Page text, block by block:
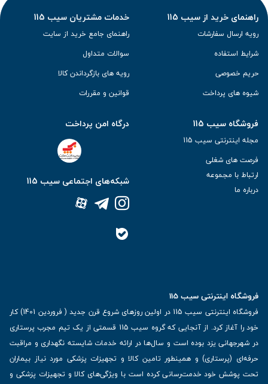
راهنمای خرید از سیب 115
رویه ارسال سفارشات
شرایط استفاده
حریم خصوصی
شیوه های پرداخت
خدمات مشتریان سیب 115
راهنمای جامع خرید از سایت
سوالات متداول
رویه های بازگرداندن کالا
قوانین و مقررات
فروشگاه سیب 115
مجله اینترنتی سیب 115
فرصت های شغلی
ارتباط با مجموعه
درباره ما
درگاه امن پرداخت
شبکه‌های اجتماعی سیب 115
فروشگاه اینترنتی سیب 115
فروشگاه اینترنتی سیب 115 در اولین روزهای شروع قرن جدید ( فروردین 1401) کار
خود را آغاز کرد. از آنجایی که گروه سیب 115 قسمتی از یک تیم مجرب پرستاری
در شهرجهانی یزد بوده است و سال‌ها در ارائه خدمات شایسته نگهداری و مراقبت
حرفه‌ای (پرستاری) و همینطور تامین کالا و تجهیزات پزشکی مورد نیاز بیماران
تحت پوشش خود خدمت‌رسانی کرده است با ویژگی‌های کالا و تجهیزات پزشکی و